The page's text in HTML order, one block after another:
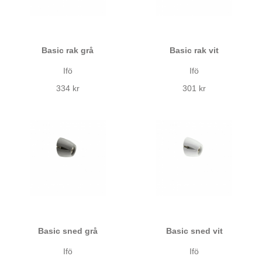
Basic rak grå
Ifö
334 kr
Basic rak vit
Ifö
301 kr
Basic sned grå
Ifö
Basic sned vit
Ifö